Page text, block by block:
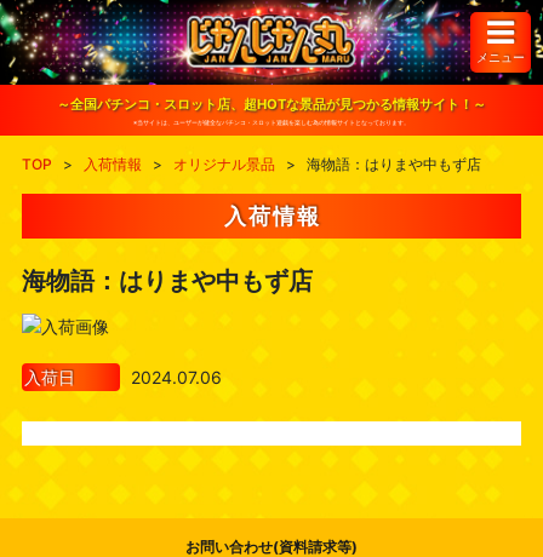
S
k
i
o
メニュー
～全国パチンコ・スロット店、超HOTな景品が見つかる情報サイト！～
※当サイトは、ユーザーが健全なパチンコ・スロット遊戯を楽しむ為の情報サイトとなっております。
TOP > 入荷情報 > オリジナル景品 > 海物語：はりまや中もず店
入荷情報
海物語：はりまや中もず店
入荷日 2024.07.06
お問い合わせ(資料請求等)